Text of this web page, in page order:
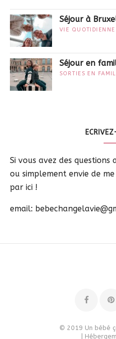
Séjour à
VIE QUOTIDIENNE
Séjour en
SORTIES EN
Si vous avez des
ou simplement envie de
par ici !
email:
© 2019 Un bébé
|